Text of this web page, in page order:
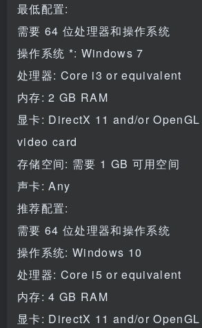
最低配置:
需要 64 位处理器和操作系统
操作系统 *: Windows 7
处理器: Core i3 or equivalent
内存: 2 GB RAM
显卡: DirectX 11 and/or
video card
存储空间: 需要 1 GB 可用空间
声卡: Any
推荐配置:
需要 64 位处理器和操作系统
操作系统: Windows 10
处理器: Core i5 or equivalent
内存: 4 GB RAM
显卡: DirectX 11 and/or